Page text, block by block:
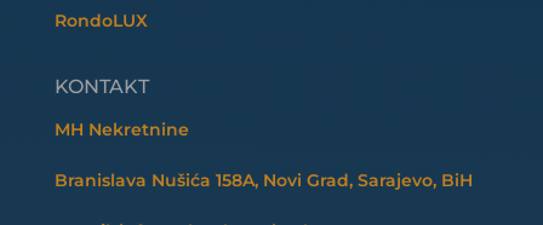
RondoLUX
KONTAKT
MH Nekretnine
Branislava Nušića 158A, Novi Grad, Sarajevo, BiH